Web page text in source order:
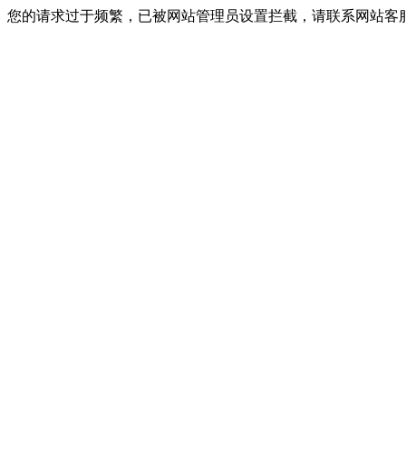
您的请求过于频繁，已被网站管理员设置拦截，请联系网站客